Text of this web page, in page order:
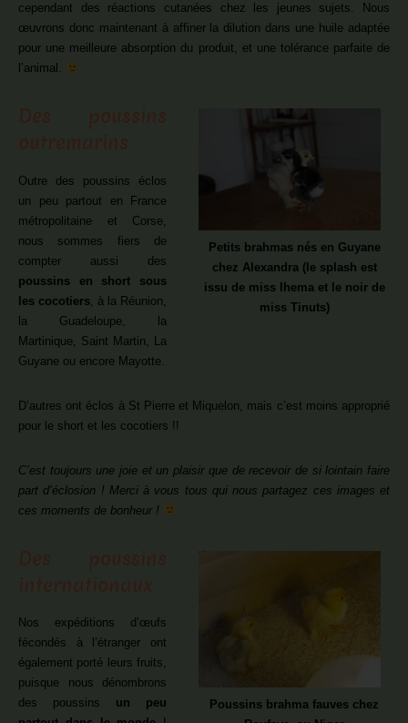
cependant des réactions cutanées chez les jeunes sujets. Nous
œuvrons donc maintenant à affiner la dilution dans une huile adaptée
pour une meilleure absorption du produit, et une tolérance parfaite de
l’animal.
Petits brahmas nés en Guyane
chez Alexandra (le splash est
issu de miss Ihema et le noir de
miss Tinuts)
Outre des poussins éclos
un peu partout en France
métropolitaine et Corse,
nous sommes fiers de
compter aussi des
poussins en short sous
les cocotiers , à la Réunion,
la Guadeloupe, la
Martinique, Saint Martin, La
Guyane ou encore Mayotte.
D’autres ont éclos à St Pierre et Miquelon, mais c’est moins approprié
pour le short et les cocotiers !!
C’est toujours une joie et un plaisir que de recevoir de si lointain faire
part d’éclosion ! Merci à vous tous qui nous partagez ces images et
ces moments de bonheur !
Poussins brahma fauves chez
Nos expéditions d’œufs
fécondés à l’étranger ont
également porté leurs fruits,
puisque nous dénombrons
des poussins un peu